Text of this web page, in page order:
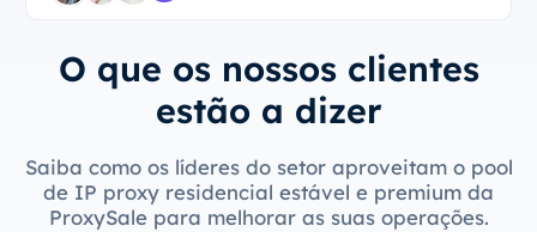
O que os nossos clientes
estão a dizer
Saiba como os líderes do setor aproveitam o pool
de IP proxy residencial estável e premium da
ProxySale para melhorar as suas operações.